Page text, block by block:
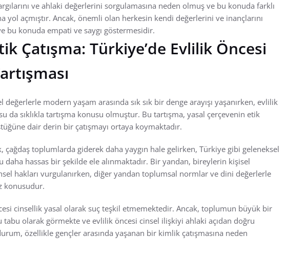
ve ahlaki değerlerini sorgulamasına neden olmuş ve bu konuda farklı
yol açmıştır. Ancak, önemli olan herkesin kendi değerlerini ve inançlarını
bu konuda empati ve saygı göstermesidir.
Çatışma: Türkiye’de Evlilik Öncesi
değerlerle modern yaşam arasında sık sık bir denge arayışı yaşanırken, evlilik
da sıklıkla tartışma konusu olmuştur. Bu tartışma, yasal çerçevenin etik
dair derin bir çatışmayı ortaya koymaktadır.
çağdaş toplumlarda giderek daha yaygın hale gelirken, Türkiye gibi geleneksel
hassas bir şekilde ele alınmaktadır. Bir yandan, bireylerin kişisel
hakları vurgulanırken, diğer yandan toplumsal normlar ve dini değerlerle
konusudur.
cinsellik yasal olarak suç teşkil etmemektedir. Ancak, toplumun büyük bir
tabu olarak görmekte ve evlilik öncesi cinsel ilişkiyi ahlaki açıdan doğru
özellikle gençler arasında yaşanan bir kimlik çatışmasına neden